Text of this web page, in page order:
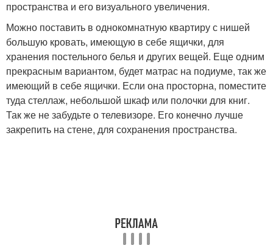
пространства и его визуального увеличения.
Можно поставить в однокомнатную квартиру с нишей
большую кровать, имеющую в себе ящички, для
хранения постельного белья и других вещей. Еще одним
прекрасным вариантом, будет матрас на подиуме, так же
имеющий в себе ящички. Если она просторна, поместите
туда стеллаж, небольшой шкаф или полочки для книг.
Так же не забудьте о телевизоре. Его конечно лучше
закрепить на стене, для сохранения пространства.